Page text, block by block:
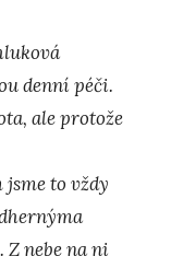
denní péči.
ale protože
jsme to vždy
Z nebe na ni